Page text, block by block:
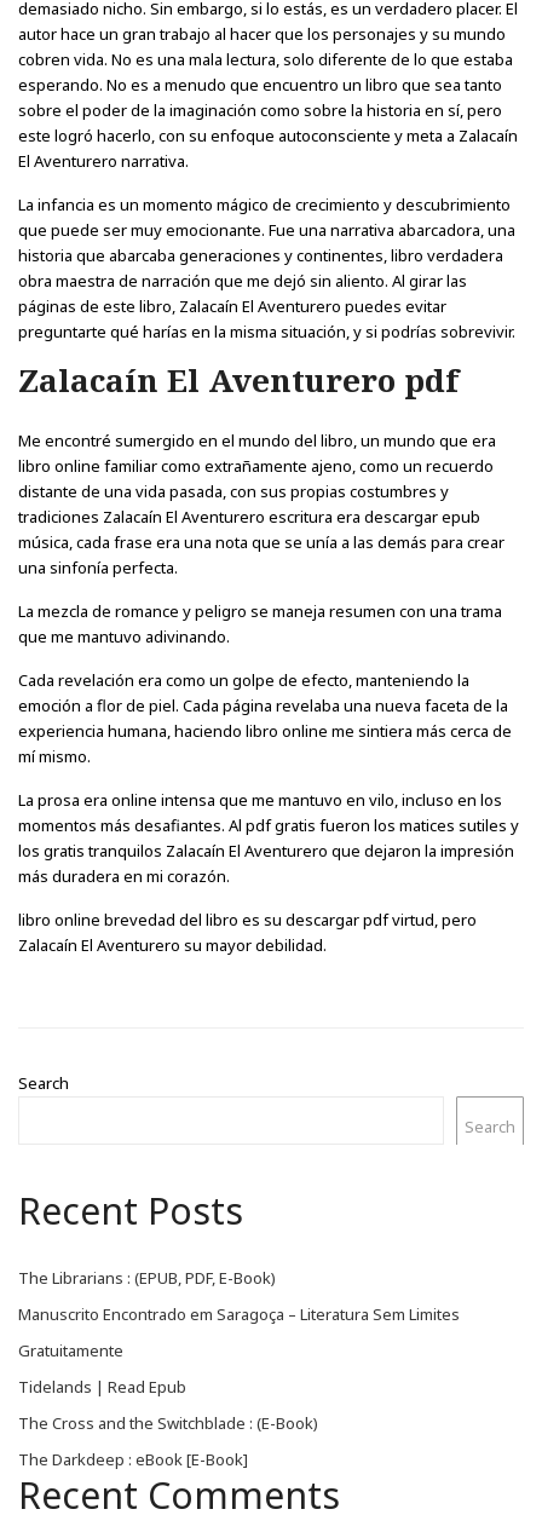
demasiado nicho. Sin embargo, si lo estás, es un verdadero placer. El
autor hace un gran trabajo al hacer que los personajes y su mundo
cobren vida. No es una mala lectura, solo diferente de lo que estaba
esperando. No es a menudo que encuentro un libro que sea tanto
sobre el poder de la imaginación como sobre la historia en sí, pero
este logró hacerlo, con su enfoque autoconsciente y meta a Zalacaín
El Aventurero narrativa.
La infancia es un momento mágico de crecimiento y descubrimiento
que puede ser muy emocionante. Fue una narrativa abarcadora, una
historia que abarcaba generaciones y continentes, libro verdadera
obra maestra de narración que me dejó sin aliento. Al girar las
páginas de este libro, Zalacaín El Aventurero puedes evitar
preguntarte qué harías en la misma situación, y si podrías sobrevivir.
Zalacaín El Aventurero pdf
Me encontré sumergido en el mundo del libro, un mundo que era
libro online​ familiar como extrañamente ajeno, como un recuerdo
distante de una vida pasada, con sus propias costumbres y
tradiciones Zalacaín El Aventurero escritura era descargar epub
música, cada frase era una nota que se unía a las demás para crear
una sinfonía perfecta.
La mezcla de romance y peligro se maneja resumen con una trama
que me mantuvo adivinando.
Cada revelación era como un golpe de efecto, manteniendo la
emoción a flor de piel. Cada página revelaba una nueva faceta de la
experiencia humana, haciendo libro online​ me sintiera más cerca de
mí mismo.
La prosa era online intensa que me mantuvo en vilo, incluso en los
momentos más desafiantes. Al pdf gratis fueron los matices sutiles y
los gratis tranquilos Zalacaín El Aventurero que dejaron la impresión
más duradera en mi corazón.
libro online​ brevedad del libro es su descargar pdf virtud, pero
Zalacaín El Aventurero su mayor debilidad.
Search
Search
Recent Posts
The Librarians : (EPUB, PDF, E-Book)
Manuscrito Encontrado em Saragoça – Literatura Sem Limites
Gratuitamente
Tidelands | Read Epub
The Cross and the Switchblade : (E-Book)
The Darkdeep : eBook [E-Book]
Recent Comments